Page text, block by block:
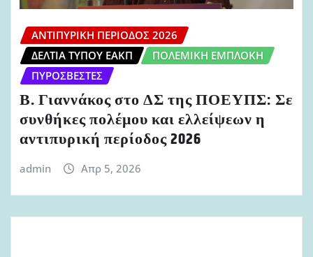
ΑΝΤΙΠΥΡΙΚΉ ΠΕΡΊΟΔΟΣ 2026
ΔΕΛΤΊΑ ΤΎΠΟΥ ΕΑΚΠ
ΠΟΛΕΜΙΚΉ ΕΜΠΛΟΚΉ
ΠΥΡΟΣΒΈΣΤΕΣ
Β. Γιαννάκος στο ΔΣ της ΠΟΕΥΠΣ: Σε
συνθήκες πολέμου και ελλείψεων η
αντιπυρική περίοδος 2026
admin Απρ 5, 2026